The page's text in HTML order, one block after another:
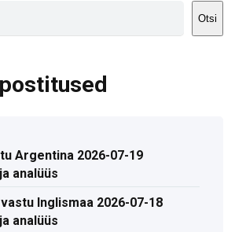
Otsi
Argentina 2026-07-19
analüüs
Inglismaa 2026-07-18
analüüs